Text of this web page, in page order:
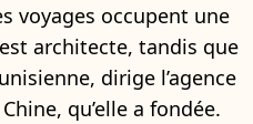
voyages occupent une
architecte, tandis que
dirige l’agence
qu’elle a fondée.